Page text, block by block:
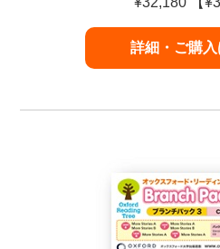
詳細・ご購入